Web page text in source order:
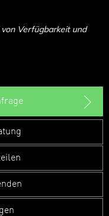
Verfügbarkeit und